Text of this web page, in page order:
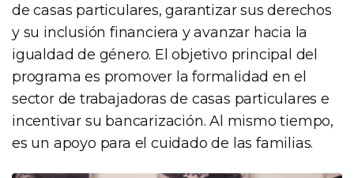
de casas particulares, garantizar sus derechos
y su inclusión financiera y avanzar hacia la
igualdad de género. El objetivo principal del
programa es promover la formalidad en el
sector de trabajadoras de casas particulares e
incentivar su bancarización. Al mismo tiempo,
es un apoyo para el cuidado de las familias.